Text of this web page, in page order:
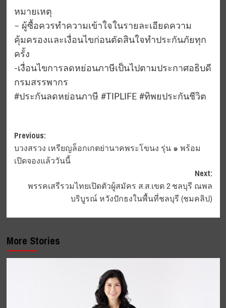
หมายเหตุ
– ผู้ซื้อควรทำความเข้าใจในรายละเอียดความ
คุ้มครองและเงื่อนไขก่อนตัดสินใจทำประกันภัยทุก
ครั้ง
-เงื่อนไขการลดหย่อนภาษีเป็นไปตามประกาศอธิบดี
กรมสรรพากร
#ประกันลดหย่อนภาษี #TIPLIFE #ทิพยประกันชีวิต
Post
navigation
Previous:
บวงสรวง เหรียญล็อกเกตย่านาคพระโขนง รุ่น ๑ พร้อม
เปิดจองแล้ววันนี้
Next:
พรรคเสรีรวมไทยเปิดตัวผู้สมัคร ส.ส.เขต 2 ชลบุรี ณพล
บริบูรณ์ หวังปักธงในพื้นที่ชลบุรี (ชมคลิป)
More Stories